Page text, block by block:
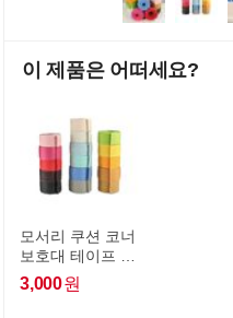
이 제품은 어떠세요?
모서리 쿠션 코너
보호대 테이프 모
서리쿠션
3,000원